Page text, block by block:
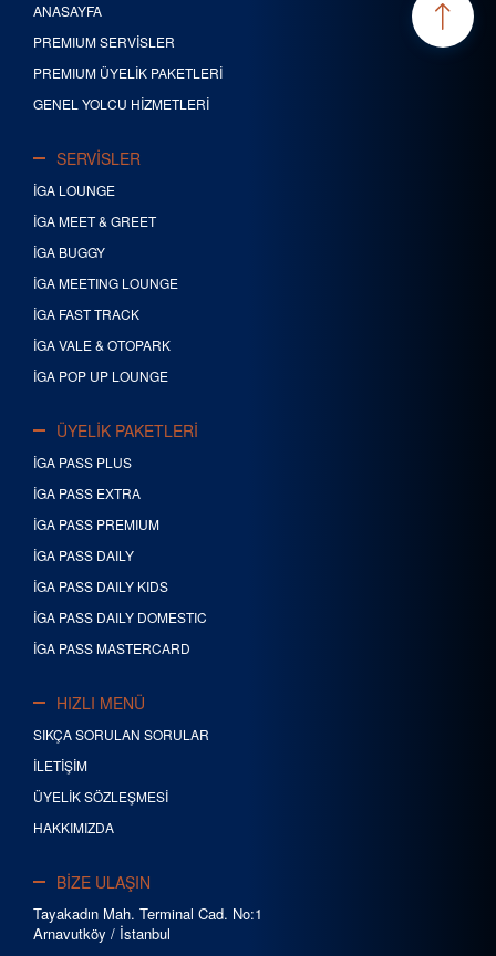
ANASAYFA
PREMIUM SERVİSLER
PREMIUM ÜYELİK PAKETLERİ
GENEL YOLCU HİZMETLERİ
SERVİSLER
İGA LOUNGE
İGA MEET & GREET
İGA BUGGY
İGA MEETING LOUNGE
İGA FAST TRACK
İGA VALE & OTOPARK
İGA POP UP LOUNGE
ÜYELİK PAKETLERİ
İGA PASS PLUS
İGA PASS EXTRA
İGA PASS PREMIUM
İGA PASS DAILY
İGA PASS DAILY KIDS
İGA PASS DAILY DOMESTIC
İGA PASS MASTERCARD
HIZLI MENÜ
SIKÇA SORULAN SORULAR
İLETİŞİM
ÜYELİK SÖZLEŞMESİ
HAKKIMIZDA
BİZE ULAŞIN
Tayakadın Mah. Terminal Cad. No:1
Arnavutköy / İstanbul